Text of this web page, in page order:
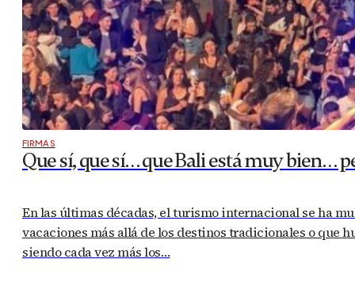
FIRMAS
Que sí, que sí… que Bali está muy bien…
En las últimas décadas, el turismo internacional se ha
vacaciones más allá de los destinos tradicionales o que
siendo cada vez más los…